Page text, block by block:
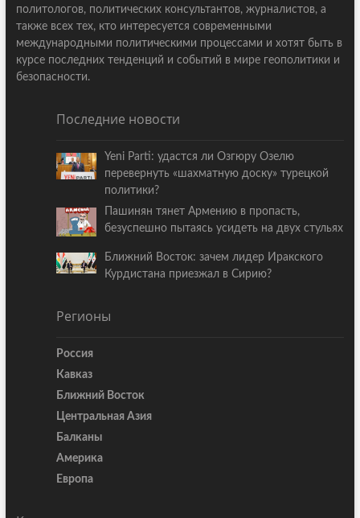
политологов, политических консультантов, журналистов, а
также всех тех, кто интересуется современными
международными политическими процессами и хотят быть в
курсе последних тенденций и событий в мире геополитики и
безопасности.
Последние новости
Yeni Parti: удастся ли Озгюру Озелю
перевернуть «шахматную доску» турецкой
политики?
Пашинян тянет Армению в пропасть,
безуспешно пытаясь усидеть на двух стульях
Ближний Восток: зачем лидер Иракского
Курдистана приезжал в Сирию?
Регионы
Россия
Кавказ
Ближний Восток
Центральная Азия
Балканы
Америка
Европа